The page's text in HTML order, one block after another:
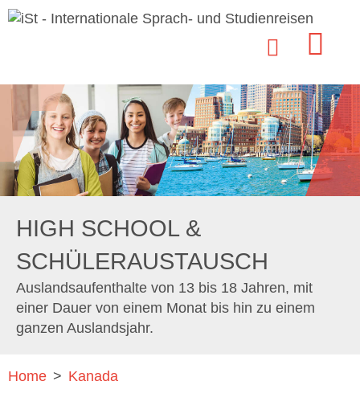
HIGH SCHOOL &
SCHÜLERAUSTAUSCH
Auslandsaufenthalte von 13 bis 18 Jahren, mit
einer Dauer von einem Monat bis hin zu einem
ganzen Auslandsjahr.
Home > Kanada